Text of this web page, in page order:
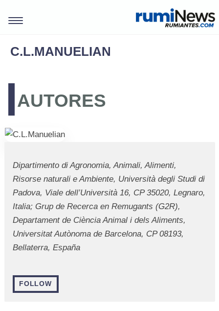
REVISTAS
C.L.MANUELIAN
AUTORES
Dipartimento di Agronomia, Animali, Alimenti,
Risorse naturali e Ambiente, Università degli Studi di
Padova, Viale dell’Università 16, CP 35020, Legnaro,
Italia; Grup de Recerca en Remugants (G2R),
Departament de Ciència Animal i dels Aliments,
Universitat Autònoma de Barcelona, CP 08193,
Bellaterra, España
FOLLOW